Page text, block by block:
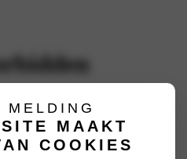
MELDING
MAAKT
COOKIES